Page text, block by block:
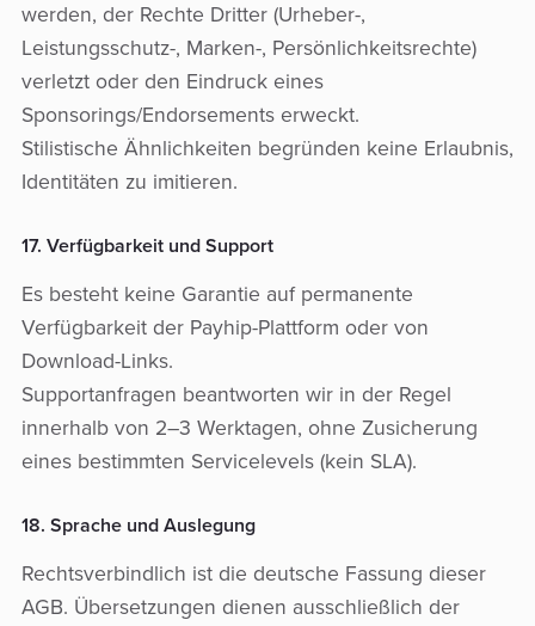
werden, der Rechte Dritter (Urheber-,
Leistungsschutz-, Marken-, Persönlichkeitsrechte)
verletzt oder den Eindruck eines
Sponsorings/Endorsements erweckt.
Stilistische Ähnlichkeiten begründen keine Erlaubnis,
Identitäten zu imitieren.
17. Verfügbarkeit und Support
Es besteht keine Garantie auf permanente
Verfügbarkeit der Payhip-Plattform oder von
Download-Links.
Supportanfragen beantworten wir in der Regel
innerhalb von 2–3 Werktagen, ohne Zusicherung
eines bestimmten Servicelevels (kein SLA).
18. Sprache und Auslegung
Rechtsverbindlich ist die deutsche Fassung dieser
AGB. Übersetzungen dienen ausschließlich der